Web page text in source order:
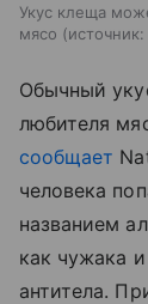
Укус клеща
мясо
источник:
Обычный
любителя
сообщает
человека
названием
как чужака
антитела.